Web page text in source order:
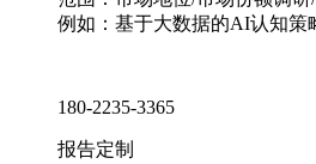
例如：基于大数据的AI认知策
180-2235-3365
报告定制